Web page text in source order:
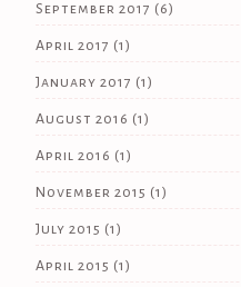
September 2017 (6)
April 2017 (1)
January 2017 (1)
August 2016 (1)
April 2016 (1)
November 2015 (1)
July 2015 (1)
April 2015 (1)